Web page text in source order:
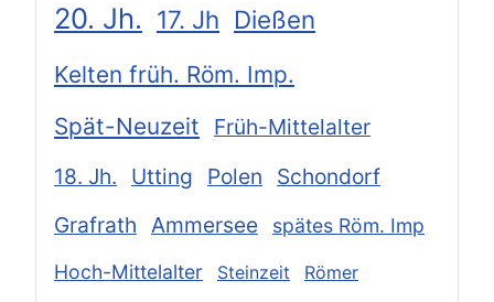
20. Jh. 17. Jh Dießen
Kelten früh. Röm. Imp.
Spät-Neuzeit
Früh-Mittelalter
18. Jh.
Utting Polen
Schondorf
Grafrath Ammersee
spätes Röm. Imp
Hoch-Mittelalter
Steinzeit Römer